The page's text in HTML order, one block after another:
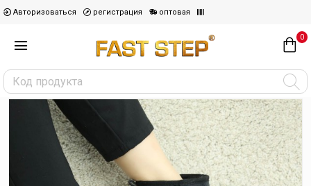
Авторизоваться регистрация оптовая
0